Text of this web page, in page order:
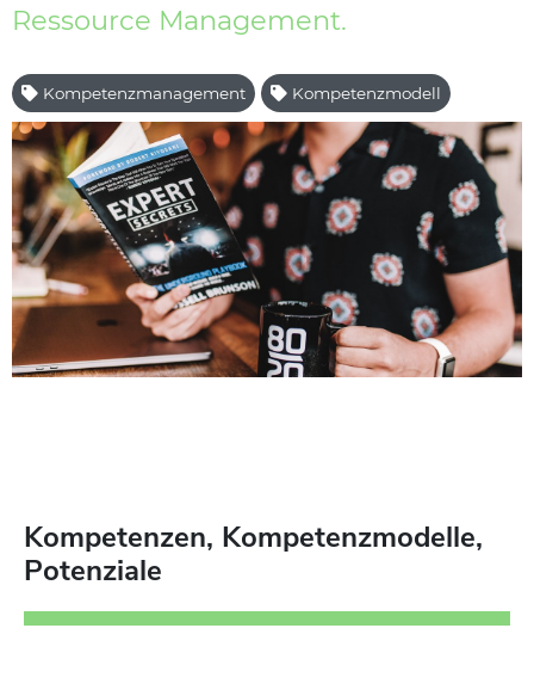
Ressource Management.
Kompetenzmanagement Kompetenzmodell
Kompetenzen, Kompetenzmodelle,
Potenziale